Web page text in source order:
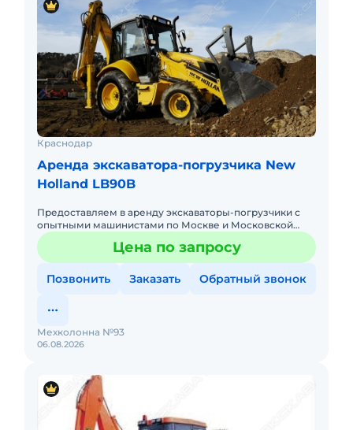
Краснодар
Аренда экскаватора-погрузчика New
Holland LB90B
Предоставляем в аренду экскаваторы-погрузчики с
опытными машинистами по Москве и Московской
области. Любой вид аренды. Долгосрочный,
краткосрочный (почасовой, п
Цена по запросу
Позвонить Заказать Обратный звонок
06.08.2026
Мехколонна №93